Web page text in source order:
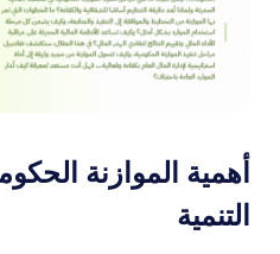
أهمية الموازنة
التنمية